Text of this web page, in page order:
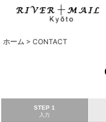
ホーム > CONTACT
STEP 1
入力